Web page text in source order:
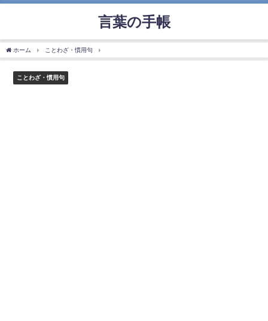
言葉の手帳
ホーム ことわざ・慣用句
ことわざ・慣用句